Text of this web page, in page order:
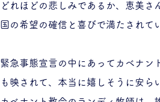
どれほどの悲しみであるか、恵美
国の希望の確信と喜びで満たされ
緊急事態宣言の中にあってカベナン
も映されて、本当に嬉しそうに安